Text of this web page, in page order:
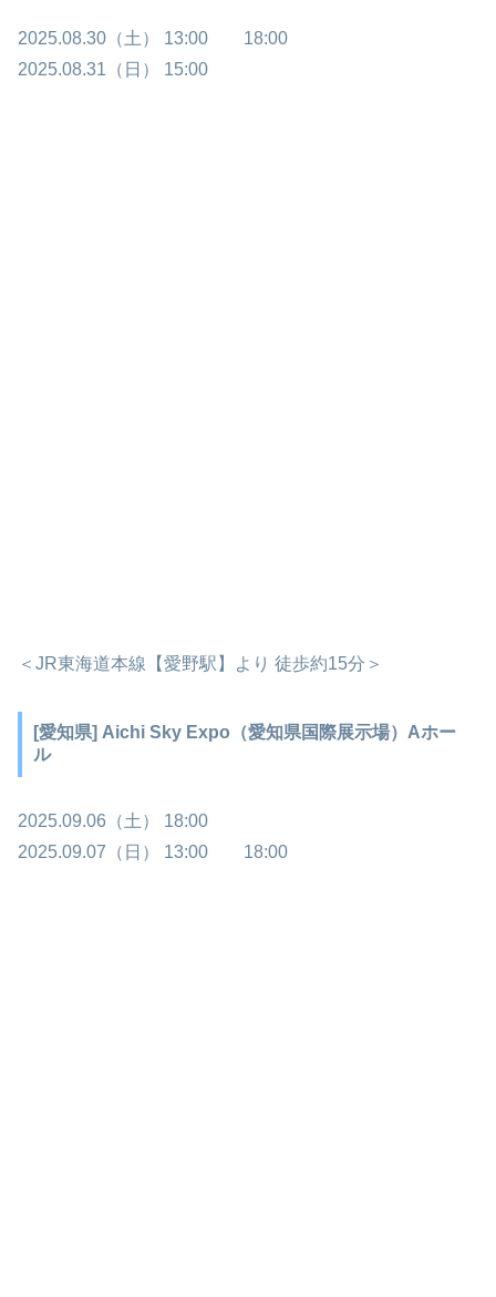
2025.08.30（土） 13:00 18:00
2025.08.31（日） 15:00
＜JR東海道本線【愛野駅】より 徒歩約15分＞
[愛知県] Aichi Sky Expo（愛知県国際展示場）Aホー
ル
2025.09.06（土） 18:00
2025.09.07（日） 13:00 18:00